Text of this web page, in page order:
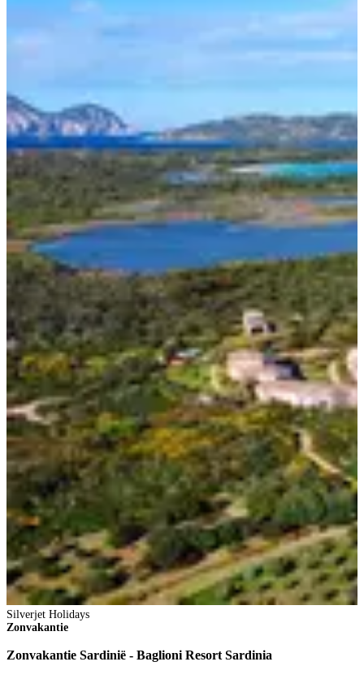
Silverjet Holidays
Zonvakantie
Zonvakantie Sardinië - Baglioni Resort Sardinia